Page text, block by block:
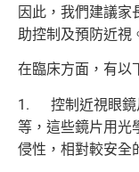
因此，我們建議家
助控制及預防近視
在臨床方面，有以
1. 控制近視眼鏡
等，這些鏡片用光
侵性，相對較安全